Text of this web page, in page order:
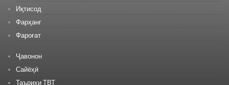
Иқтисод
Фарҳанг
Фароғат
Ҷавонон
Сайёҳӣ
Таърихи ТВТ